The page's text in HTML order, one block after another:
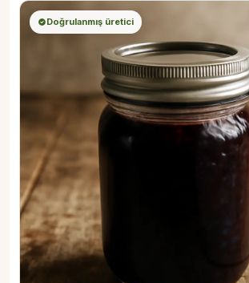
Doğrulanmış üretici